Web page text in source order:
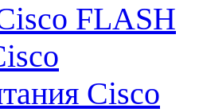
FLASH
Cisco